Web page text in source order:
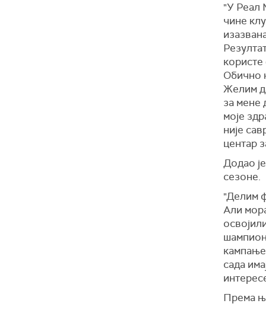
"У Реал
чине
користе
Обично
Желим
за мене
моје
није
центар
Додао
сезоне.
"Делим
Али
сада
Према